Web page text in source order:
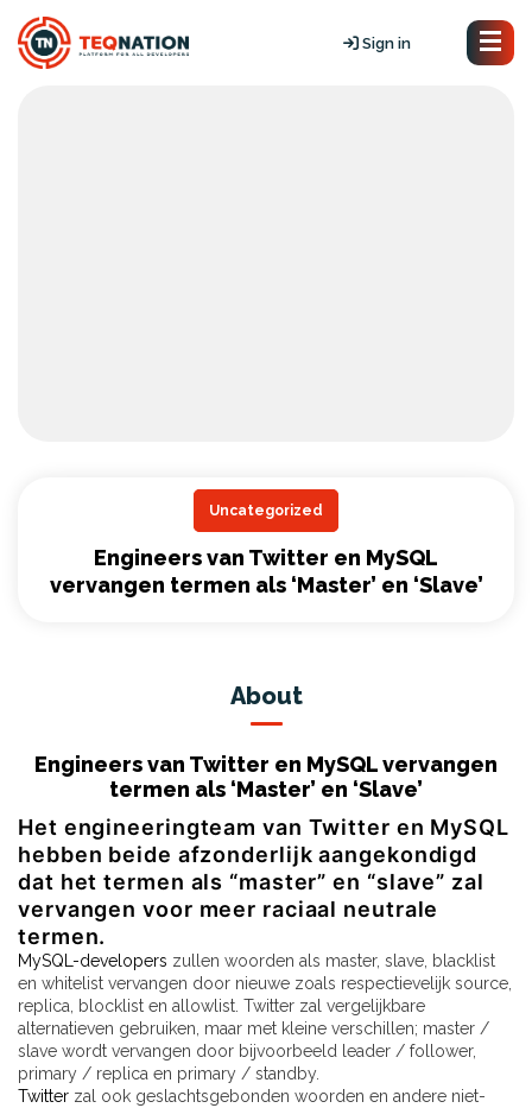
Sign in
Uncategorized
Engineers van Twitter en MySQL
vervangen termen als ‘Master’ en ‘Slave’
About
Engineers van Twitter en MySQL vervangen
termen als ‘Master’ en ‘Slave’
Het engineeringteam van Twitter en MySQL
hebben beide afzonderlijk aangekondigd
dat het termen als “master” en “slave” zal
vervangen voor meer raciaal neutrale
termen.
MySQL-developers zullen woorden als master, slave, blacklist
en whitelist vervangen door nieuwe zoals respectievelijk source,
replica, blocklist en allowlist. Twitter zal vergelijkbare
alternatieven gebruiken, maar met kleine verschillen; master /
slave wordt vervangen door bijvoorbeeld leader / follower,
primary / replica en primary / standby.
Twitter zal ook geslachtsgebonden woorden en andere niet-